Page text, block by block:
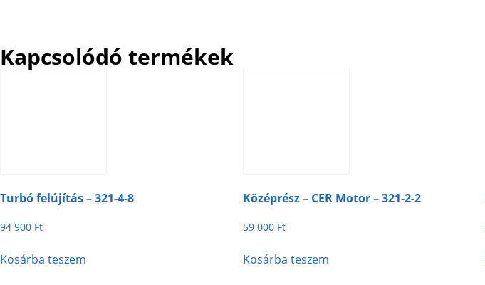
Kapcsolódó termékek
Turbó felújítás – 321-4-8
94 900 Ft
Kosárba teszem
Középrész – CER Motor – 321-2-2
59 000 Ft
Kosárba teszem